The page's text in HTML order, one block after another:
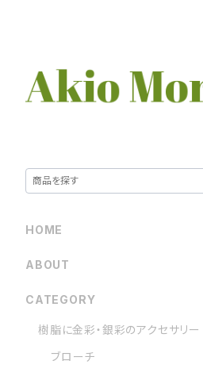
HOME
ABOUT
CATEGORY
樹脂に金彩・銀彩のアクセサリー
ブローチ